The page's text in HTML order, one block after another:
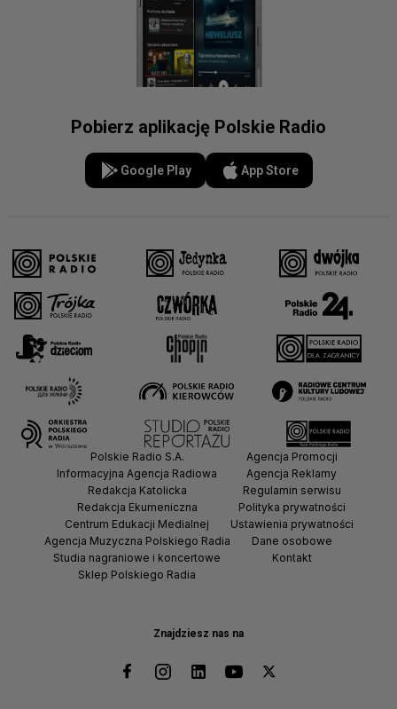
Pobierz aplikację Polskie Radio
Google Play App Store
Znajdziesz nas na
Polskie Radio S.A.
Informacyjna Agencja Radiowa
Redakcja Katolicka
Redakcja Ekumeniczna
Centrum Edukacji Medialnej
Agencja Muzyczna Polskiego Radia
Studia nagraniowe i koncertowe
Sklep Polskiego Radia
Agencja Promocji
Agencja Reklamy
Regulamin serwisu
Polityka prywatności
Ustawienia prywatności
Dane osobowe
Kontakt